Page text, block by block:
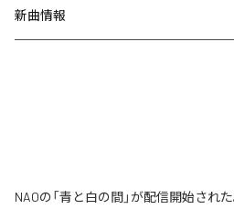
新曲情報
NAOの「青と白の間」が配信開始され